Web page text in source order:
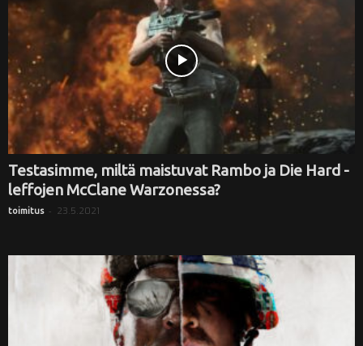
Testasimme, miltä maistuvat Rambo ja Die Hard -
leffojen McClane Warzonessa?
toimitus - 23.5.2021